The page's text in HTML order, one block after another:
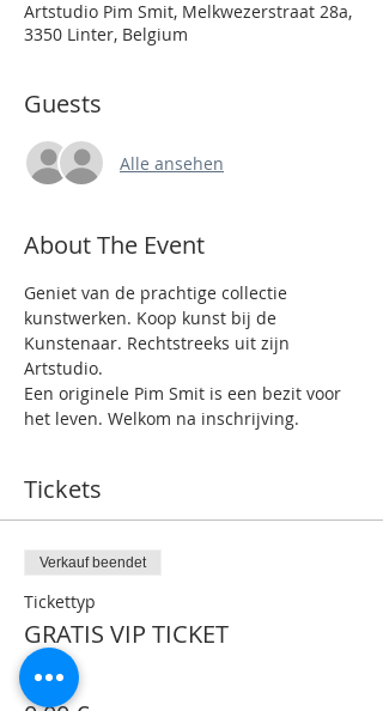
Artstudio Pim Smit, Melkwezerstraat 28a,
3350 Linter, Belgium
Guests
Alle ansehen
About The Event
Geniet van de prachtige collectie
kunstwerken. Koop kunst bij de
Kunstenaar. Rechtstreeks uit zijn
Artstudio.
Een originele Pim Smit is een bezit voor
het leven. Welkom na inschrijving.
Tickets
Verkauf beendet
Tickettyp
GRATIS VIP TICKET
Preis